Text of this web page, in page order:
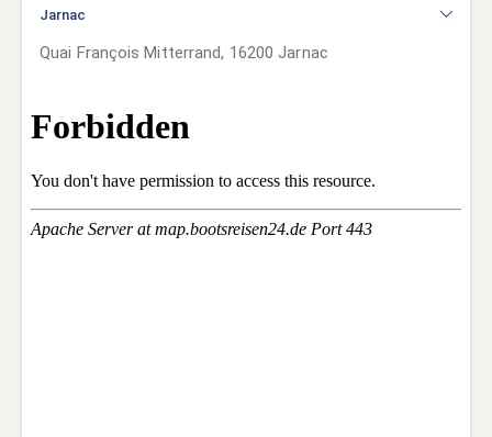
Jarnac
Quai François Mitterrand, 16200 Jarnac